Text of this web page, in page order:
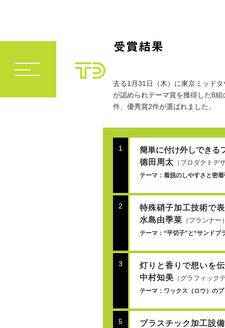
去る1月31日（木）に東京ミッド
が認められテーマ賞を獲得した8
件、優秀賞2件が選ばれました。
1
簡単に付け外しできる
德田周太 （プロダクトデ
テーマ：着脱のしやすさと密
2
特殊硝子加工技術で
水島由季菜 （プランナ
テーマ：“平切子”と“サンドブ
3
灯りと香りで想いを
中村知美 （グラフィック
テーマ：ワックス（ロウ）の
5
プラスチック加工設